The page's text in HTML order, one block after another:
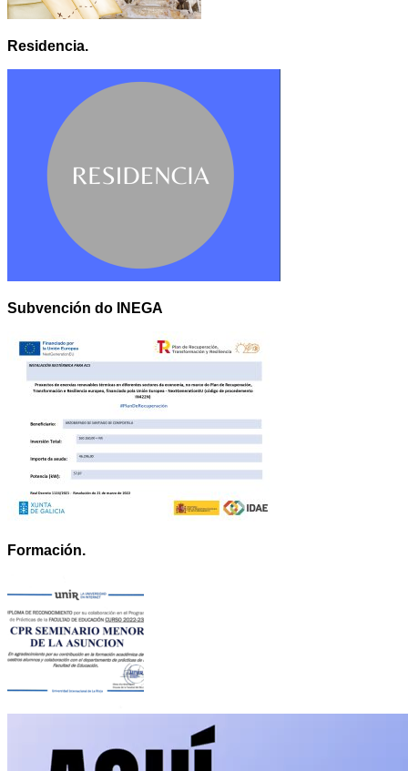
Residencia.
Subvención do INEGA
Formación.